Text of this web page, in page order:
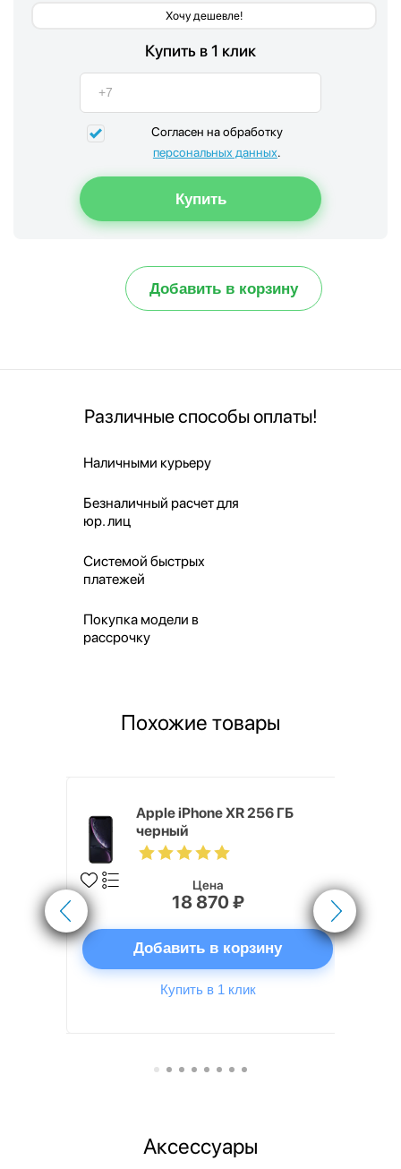
Хочу дешевле!
Купить в 1 клик
Согласен на обработку
персональных данных.
Добавить в корзину
Различные способы оплаты!
Наличными курьеру
Безналичный расчет для
юр. лиц
Системой быстрых
платежей
Покупка модели в
рассрочку
Похожие товары
Apple iPhone XR 256 ГБ
черный
Цена
18 870 ₽
Добавить в корзину
Купить в 1 клик
Аксессуары